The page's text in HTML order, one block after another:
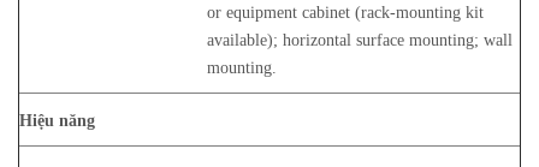
or equipment cabinet (rack-mounting kit
available); horizontal surface mounting; wall
mounting.
Hiệu năng